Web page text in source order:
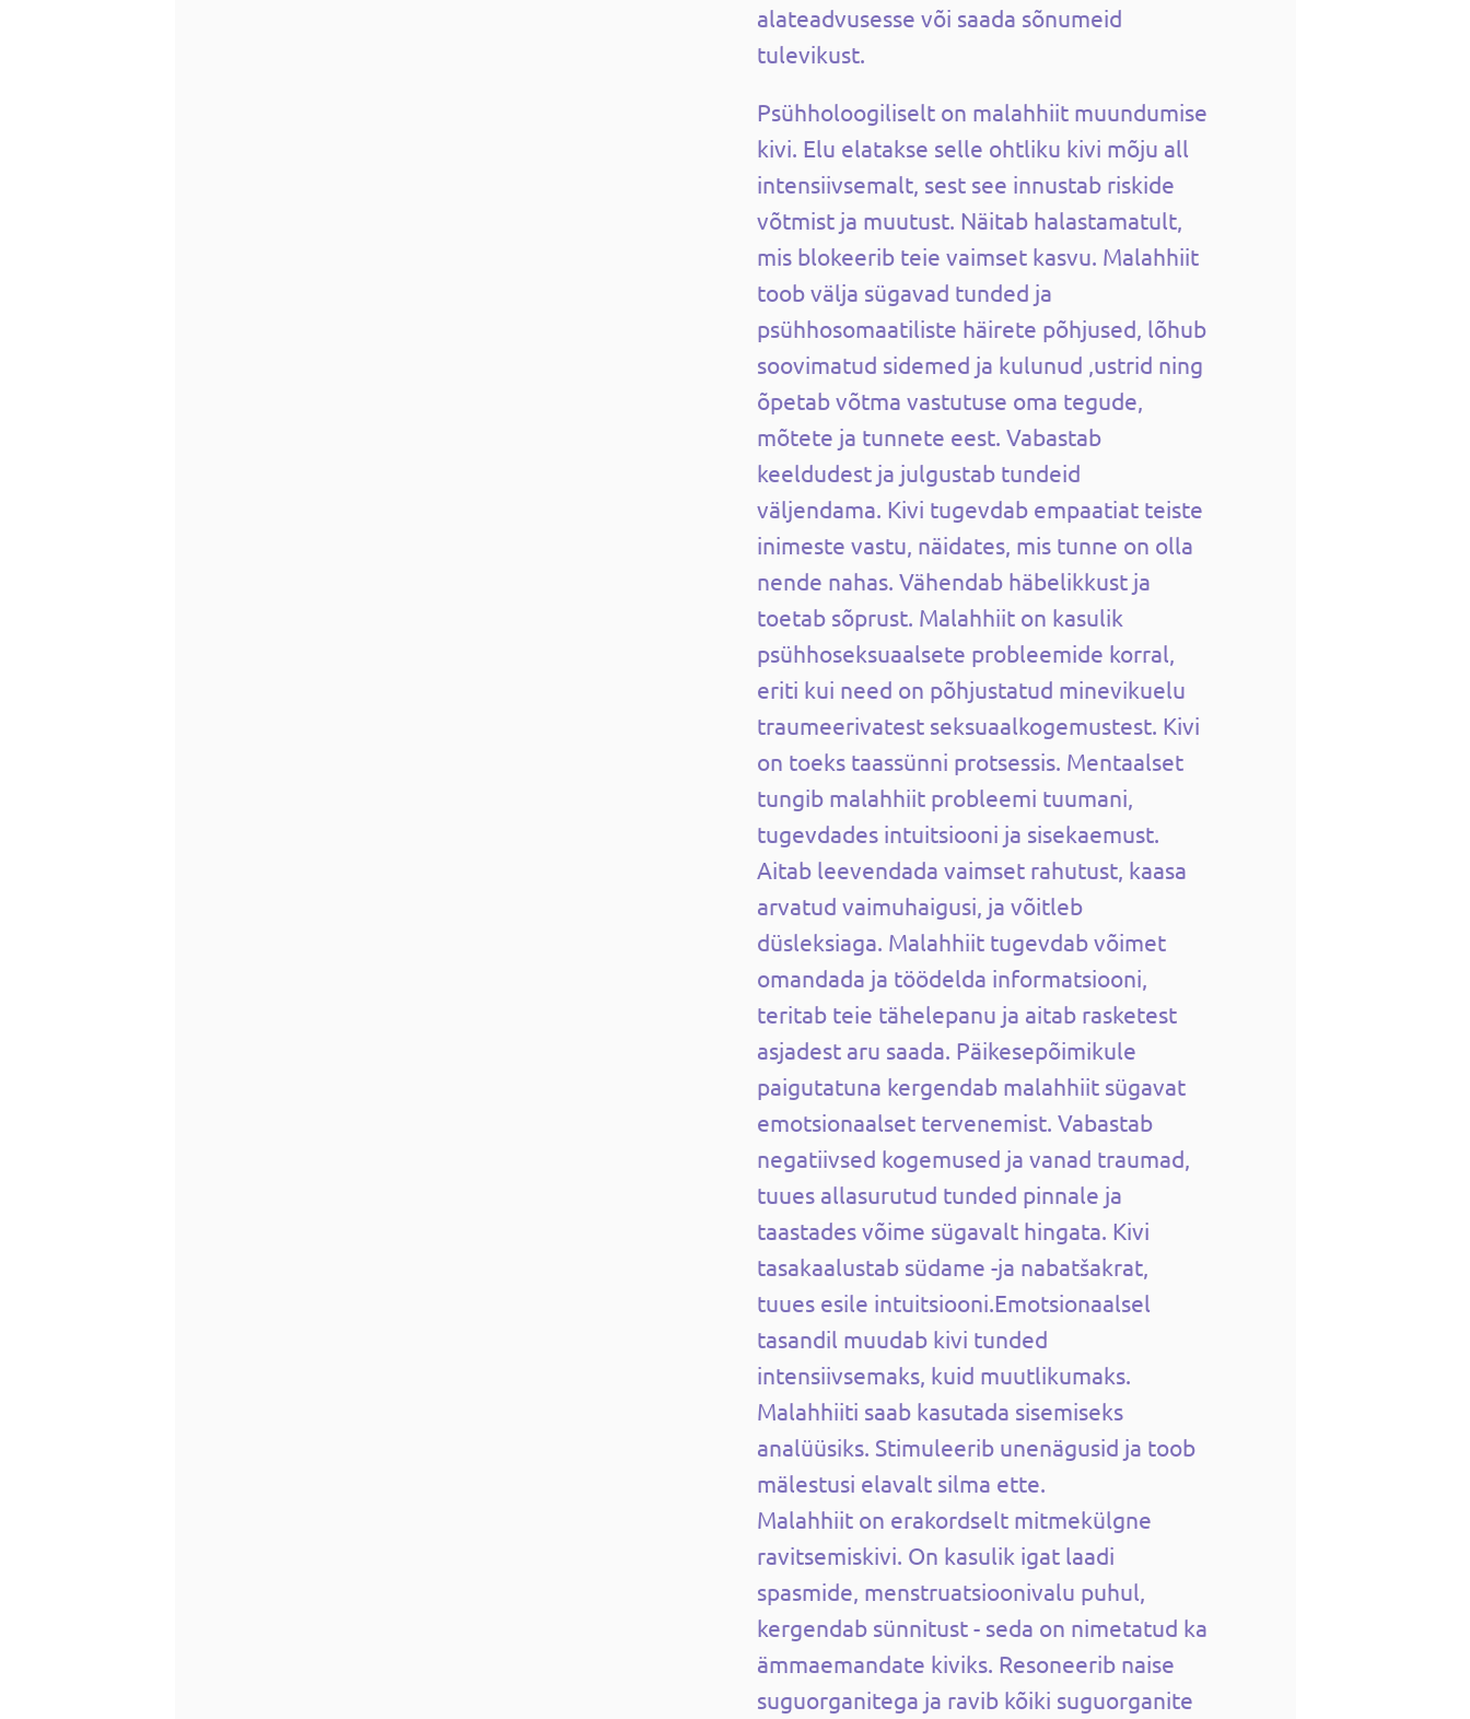
alateadvusesse või saada sõnumeid
tulevikust.
Psühholoogiliselt on malahhiit muundumise
kivi. Elu elatakse selle ohtliku kivi mõju all
intensiivsemalt, sest see innustab riskide
võtmist ja muutust. Näitab halastamatult,
mis blokeerib teie vaimset kasvu. Malahhiit
toob välja sügavad tunded ja
psühhosomaatiliste häirete põhjused, lõhub
soovimatud sidemed ja kulunud ,ustrid ning
õpetab võtma vastutuse oma tegude,
mõtete ja tunnete eest. Vabastab
keeldudest ja julgustab tundeid
väljendama. Kivi tugevdab empaatiat teiste
inimeste vastu, näidates, mis tunne on olla
nende nahas. Vähendab häbelikkust ja
toetab sõprust. Malahhiit on kasulik
psühhoseksuaalsete probleemide korral,
eriti kui need on põhjustatud minevikuelu
traumeerivatest seksuaalkogemustest. Kivi
on toeks taassünni protsessis. Mentaalset
tungib malahhiit probleemi tuumani,
tugevdades intuitsiooni ja sisekaemust.
Aitab leevendada vaimset rahutust, kaasa
arvatud vaimuhaigusi, ja võitleb
düsleksiaga. Malahhiit tugevdab võimet
omandada ja töödelda informatsiooni,
teritab teie tähelepanu ja aitab rasketest
asjadest aru saada. Päikesepõimikule
paigutatuna kergendab malahhiit sügavat
emotsionaalset tervenemist. Vabastab
negatiivsed kogemused ja vanad traumad,
tuues allasurutud tunded pinnale ja
taastades võime sügavalt hingata. Kivi
tasakaalustab südame -ja nabatšakrat,
tuues esile intuitsiooni.Emotsionaalsel
tasandil muudab kivi tunded
intensiivsemaks, kuid muutlikumaks.
Malahhiiti saab kasutada sisemiseks
analüüsiks. Stimuleerib unenägusid ja toob
mälestusi elavalt silma ette.
Malahhiit on erakordselt mitmekülgne
ravitsemiskivi. On kasulik igat laadi
spasmide, menstruatsioonivalu puhul,
kergendab sünnitust - seda on nimetatud ka
ämmaemandate kiviks. Resoneerib naise
suguorganitega ja ravib kõiki suguorganite